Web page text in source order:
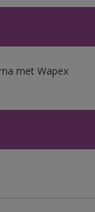
met Wapex